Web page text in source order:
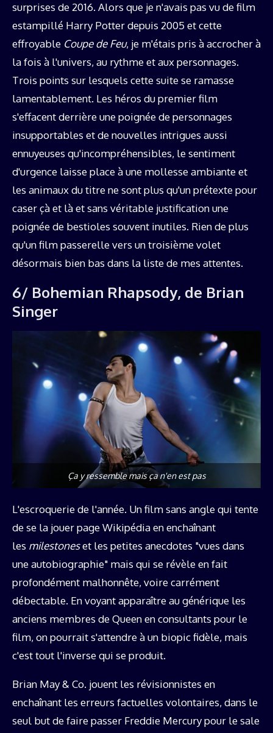
surprises de 2016. Alors que je n'avais pas vu de film
estampillé Harry Potter depuis 2005 et cette
effroyable Coupe de Feu, je m'étais pris à accrocher à
la fois à l'univers, au rythme et aux personnages.
Trois points sur lesquels cette suite se ramasse
lamentablement. Les héros du premier film
s'effacent derrière une poignée de personnages
insupportables et de nouvelles intrigues aussi
ennuyeuses qu'incompréhensibles, le sentiment
d'urgence laisse place à une mollesse ambiante et
les animaux du titre ne sont plus qu'un prétexte pour
caser çà et là et sans véritable justification une
poignée de bestioles souvent inutiles. Rien de plus
qu'un film passerelle vers un troisième volet
désormais bien bas dans la liste de mes attentes.
6/ Bohemian Rhapsody, de Brian
Singer
Ça y ressemble mais ça n'en est pas
L'escroquerie de l'année. Un film sans angle qui tente
de se la jouer page Wikipédia en enchaînant
les milestoneset les petites anecdotes "vues dans
une autobiographie" mais qui se révèle en fait
profondément malhonnête, voire carrément
débectable. En voyant apparaître au générique les
anciens membres de Queen en consultants pour le
film, on pourrait s'attendre à un biopic fidèle, mais
c'est tout l'inverse qui se produit.
Brian May & Co. jouent les révisionnistes en
enchaînant les erreurs factuelles volontaires, dans le
seul but de faire passer Freddie Mercury pour le sale